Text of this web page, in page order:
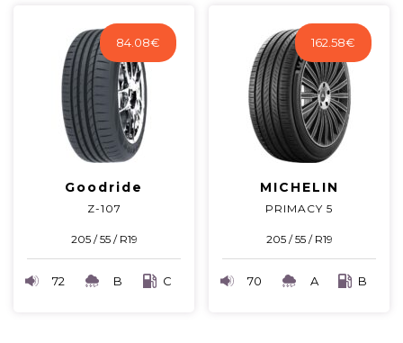
84.08€
Goodride
Z-107
205 / 55 / R19
72 B C
162.58€
MICHELIN
PRIMACY 5
205 / 55 / R19
70 A B